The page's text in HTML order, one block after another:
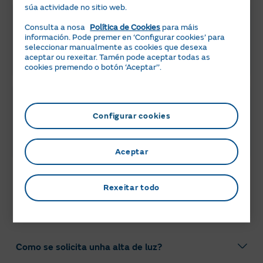
Cando contrates, contactaremos de
novo coa túa distribuidora para
informala da contratación da
subministración.
A distribuidora abrirá a subministración
e o contrato quedará activo con Naturgy.
contrato é de 10 días.
Elixir e contratar tarifa
Como se solicita unha alta de luz?
súa actividade no sitio web.
Consulta a nosa Política de Cookies para máis
información. Pode premer en ‘Configurar cookies’ para
seleccionar manualmente as cookies que desexa
aceptar ou rexeitar. Tamén pode aceptar todas as
cookies premendo o botón ‘Aceptar’’.
Configurar cookies
Rexeitar todo
Aceptar